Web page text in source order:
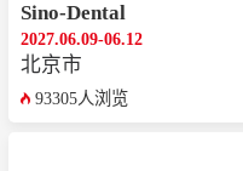
Sino-Dental
2027.06.09-06.12
北京市
93305人浏览